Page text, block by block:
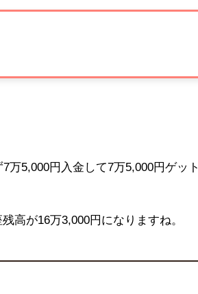
万5,000円入金して7万5,000円ゲット
高が16万3,000円になりますね。